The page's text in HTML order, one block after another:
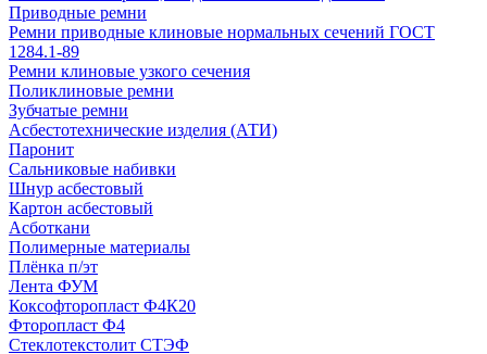
Приводные ремни
Ремни приводные клиновые нормальных сечений ГОСТ
1284.1-89
Ремни клиновые узкого сечения
Поликлиновые ремни
Зубчатые ремни
Асбестотехнические изделия (АТИ)
Паронит
Сальниковые набивки
Шнур асбестовый
Картон асбестовый
Асботкани
Полимерные материалы
Плёнка п/эт
Лента ФУМ
Коксофторопласт Ф4К20
Фторопласт Ф4
Стеклотекстолит СТЭФ